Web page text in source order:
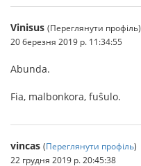
Vinisus (Переглянути профіль)
20 березня 2019 р. 11:34:55
Abunda.
Fia, malbonkora, fuŝulo.
vincas (Переглянути профіль)
22 грудня 2019 р. 20:45:38